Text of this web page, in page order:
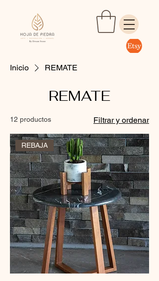
Inicio REMATE
REMATE
12 productos Filtrar y ordenar
REBAJA